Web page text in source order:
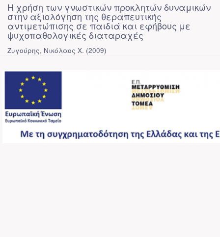
Η χρήση των γνωστικών προκλητών δυναμικών
στην αξιολόγηση της θεραπευτικής
αντιμετώπισης σε παιδιά και εφήβους με
ψυχοπαθολογικές διαταραχές
Ζυγούρης, Νικόλαος Χ. (2009)